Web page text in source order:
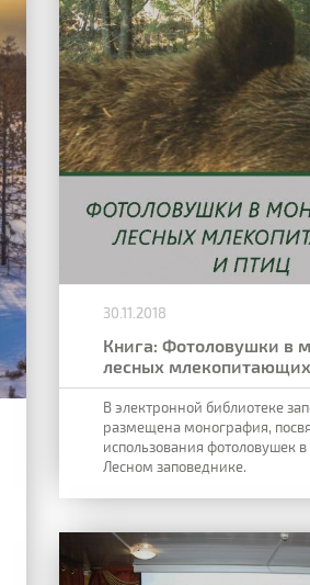
30.11.2018
Книга: Фотоловушки в
лесных
В электронной библиотеке
размещена монография,
использования фотоловушек
Лесном заповеднике.